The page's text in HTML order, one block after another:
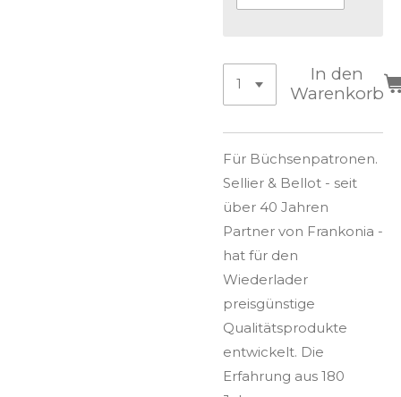
In den
Warenkorb
Für Büchsenpatronen.
Sellier & Bellot - seit
über 40 Jahren
Partner von Frankonia -
hat für den
Wiederlader
preisgünstige
Qualitätsprodukte
entwickelt. Die
Erfahrung aus 180